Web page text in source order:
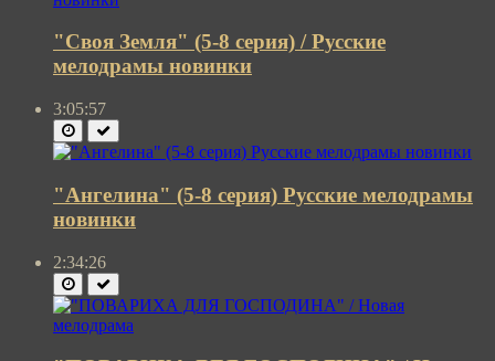
"Своя Земля" (5-8 серия) / Русские
мелодрамы новинки
3:05:57
"Ангелина" (5-8 серия) Русские мелодрамы
новинки
2:34:26